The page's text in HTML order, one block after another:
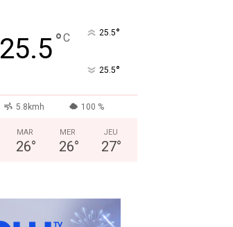
25.5°C 25.5°
25.5°
5.8kmh 100 %
MAR
26°
MER
26°
JEU
27°